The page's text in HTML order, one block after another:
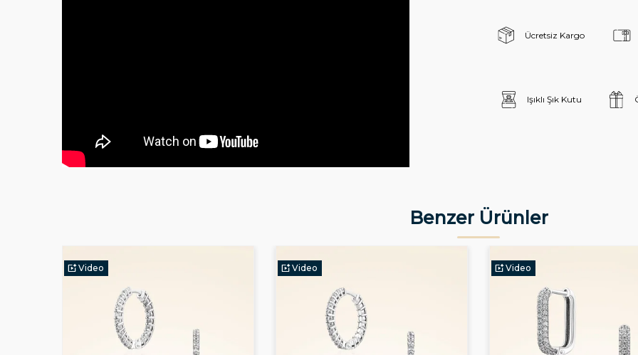
Ücretsiz Kargo
Işıklı Şık Kutu
Benzer Ürünler
Video Video Video